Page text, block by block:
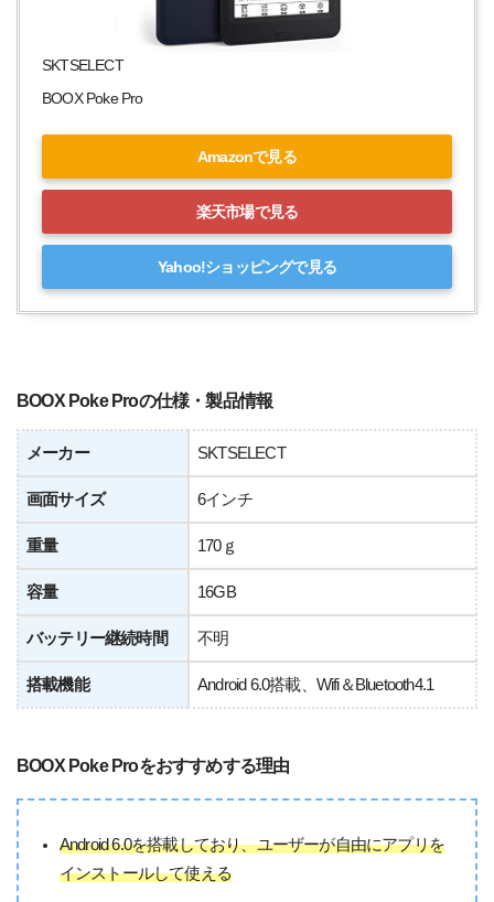
SKTSELECT
BOOX Poke Pro
Amazonで見る
楽天市場で見る
Yahoo!ショッピングで見る
BOOX Poke Proの仕様・製品情報
メーカー SKTSELECT
画面サイズ 6インチ
重量 170ｇ
容量 16GB
バッテリー継続時間 不明
搭載機能 Android 6.0搭載、Wifi＆Bluetooth4.1
BOOX Poke Proをおすすめする理由
Android 6.0を搭載しており、ユーザーが自由にアプリを
インストールして使える